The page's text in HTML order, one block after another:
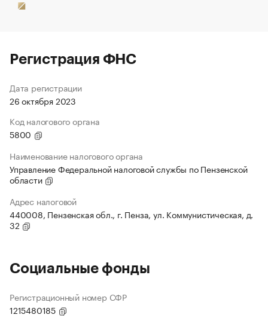
Регистрация ФНС
Дата регистрации
26 октября 2023
Код налогового органа
5800
Наименование налогового органа
Управление Федеральной налоговой службы по Пензенской
области
Адрес налоговой
440008, Пензенская обл., г. Пенза, ул. Коммунистическая, д.
32
Социальные фонды
Регистрационный номер СФР
1215480185